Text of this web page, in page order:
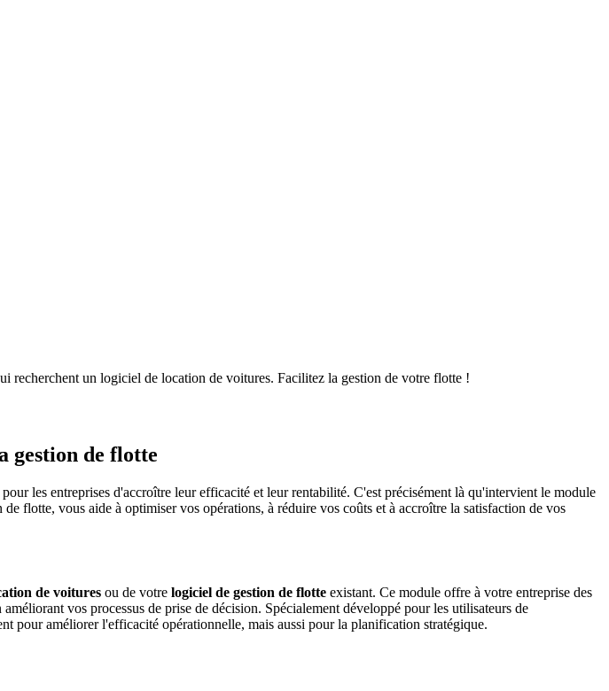
un logiciel de location de voitures. Facilitez la gestion de votre flotte !
gestion de flotte
les entreprises d'accroître leur efficacité et leur rentabilité. C'est précisément là qu'intervient le module
flotte, vous aide à optimiser vos opérations, à réduire vos coûts et à accroître la satisfaction de vos
de voitures ou de votre logiciel de gestion de flotte existant. Ce module offre à votre entreprise des
vos processus de prise de décision. Spécialement développé pour les utilisateurs de
pour améliorer l'efficacité opérationnelle, mais aussi pour la planification stratégique.